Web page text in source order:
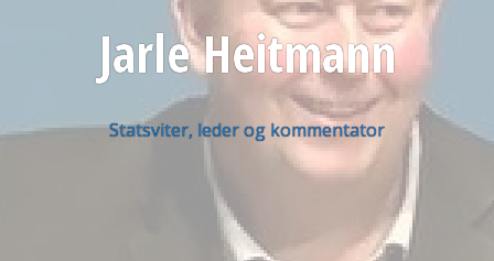
Jarle Heitmann
Statsviter, leder og kommentator